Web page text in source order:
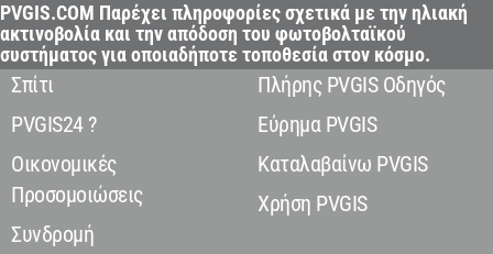
PVGIS.COM Παρέχει πληροφορίες σχετικά με την ηλιακή
ακτινοβολία και την απόδοση του φωτοβολταϊκού
συστήματος για οποιαδήποτε τοποθεσία στον κόσμο.
Σπίτι
PVGIS24 ?
Οικονομικές
Προσομοιώσεις
Συνδρομή
Πλήρης PVGIS Οδηγός
Εύρημα PVGIS
Καταλαβαίνω PVGIS
Χρήση PVGIS